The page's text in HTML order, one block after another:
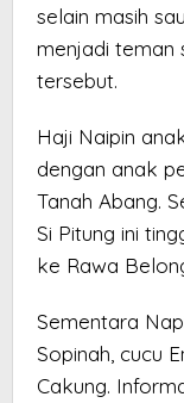
selain masih
menjadi teman
tersebut.
Haji Naipin
dengan anak
Tanah Abang.
Si Pitung ini
ke Rawa
Sementara
Sopinah, cucu
Cakung.